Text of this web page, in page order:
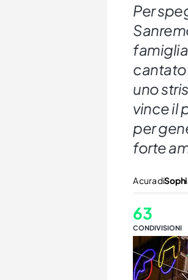
Per
cantato
uno
vince il
per
forte
A cura di
63
CONDIVISIONI